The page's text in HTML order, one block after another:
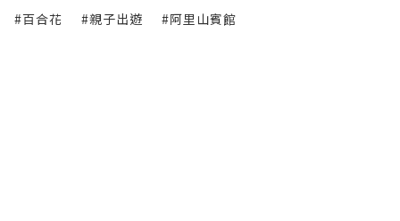
#百合花 #親子出遊 #阿里山賓館